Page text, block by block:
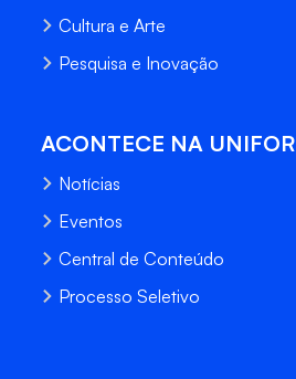
Cultura e Arte
Pesquisa e Inovação
ACONTECE NA UNIFOR
Notícias
Eventos
Central de Conteúdo
Processo Seletivo